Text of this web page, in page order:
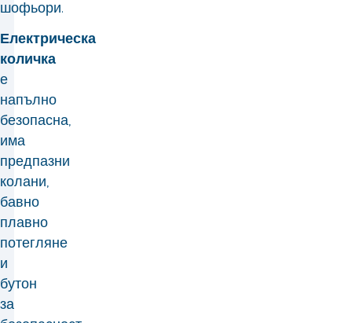
шофьори.
Електрическа
количка
е
напълно
безопасна,
има
предпазни
колани,
бавно
плавно
потегляне
и
бутон
за